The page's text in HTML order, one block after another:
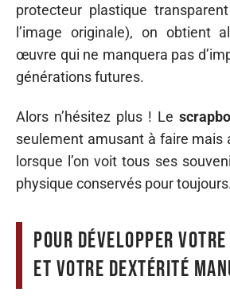
protecteur plastique
l’image originale), on obtient
œuvre qui ne manquera pas
générations futures.
Alors n’hésitez plus ! Le
seulement amusant à faire mais
lorsque l’on voit tous ses
physique conservés pour
Pour développer
et votre dextérité